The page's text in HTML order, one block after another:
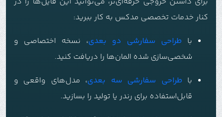
کنار خدمات تخصصی مدکس به کار ببرید:
با طراحی سفارشی دو بعدی، نسخه اختصاصی و
شخصی‌سازی شده المان‌ها را دریافت کنید.
با طراحی سفارشی سه بعدی، مدل‌های واقعی و
قابل‌استفاده برای رندر یا تولید را بسازید.